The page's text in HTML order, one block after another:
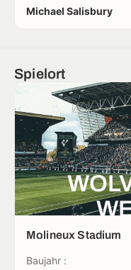
Michael Salisbury
Spielort
Molineux Stadium
Baujahr :